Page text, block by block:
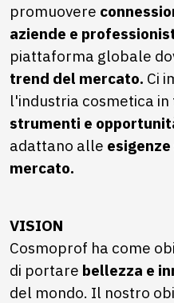
promuovere
aziende e
piattaforma globale
trend del mercato. Ci
l'industria cosmetica
strumenti e
adattano alle
mercato.
VISION
Cosmoprof ha come
di portare bellezza e
del mondo. Il nostro